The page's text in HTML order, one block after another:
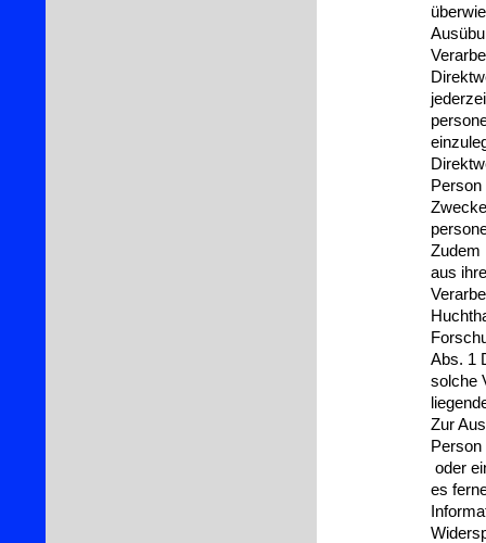
Person
Zudem
aus
Abs. 1
solche
Zur
Person
oder
es